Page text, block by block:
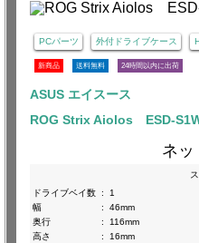
PCパーツ 外付ドライブケース
新商品 送料無料 24時間以内に出荷
ASUS エイスース
ROG Strix Aiolos ESD-
ネッ
ドライブベイ数 :
1
幅
:
46mm
奥行
:
116mm
高さ
: 16mm